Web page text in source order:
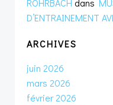
D’ENTRAINEMENT
ARCHIVES
juin 2026
mars 2026
février 2026